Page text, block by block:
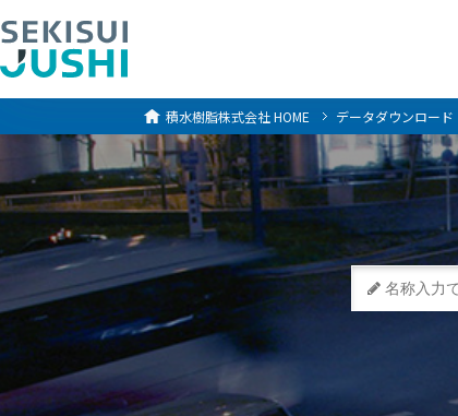
積水樹脂株式会社HOME データダウンロード